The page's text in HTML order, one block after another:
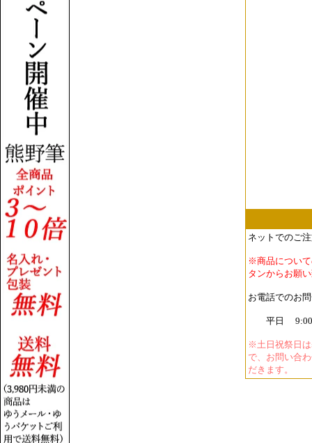
ネットでのご
※商品につい
タンからお願
お電話でのお
平日 9:00
※土日祝祭日
で、お問い合
だきます。